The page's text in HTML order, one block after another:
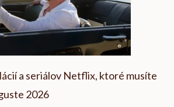
a seriálov Netflix, ktoré musíte
2026